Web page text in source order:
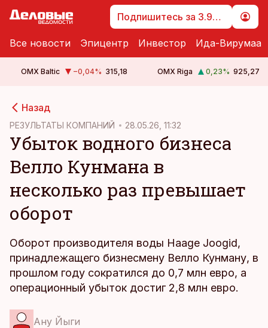
Подпишитесь за 3.99 €
Все новости Эпицентр Инвестор Ида-Вирумаа
OMX Baltic −0,04% 315,18 OMX Riga 0,23% 925,27
Назад
РЕЗУЛЬТАТЫ КОМПАНИЙ 28.05.26, 11:32
Убыток водного бизнеса
Велло Кунмана в
несколько раз превышает
оборот
Оборот производителя воды Haage Joogid,
принадлежащего бизнесмену Велло Кунману, в
прошлом году сократился до 0,7 млн евро, а
операционный убыток достиг 2,8 млн евро.
Ану Йыги